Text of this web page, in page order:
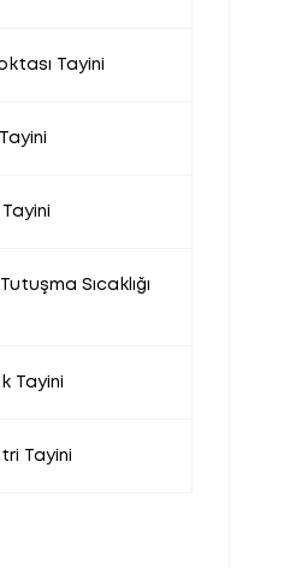
Tayini
Tayini
Sıcaklığı
Tayini
Tayini